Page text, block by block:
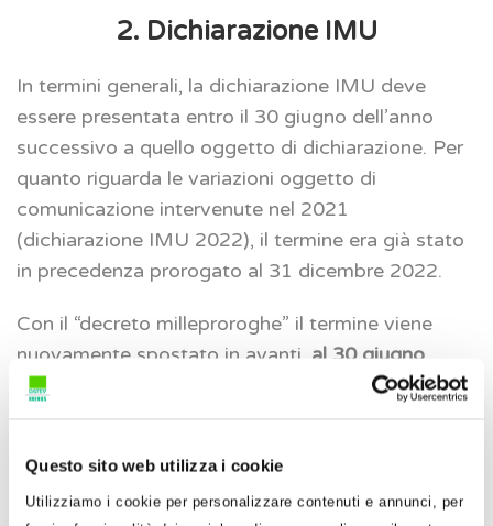
Questo sito web utilizza i cookie
Utilizziamo i cookie per personalizzare contenuti e annunci, per
2. Dichiarazione IMU
In termini generali, la dichiarazione IMU deve
essere presentata entro il 30 giugno dell’anno
successivo a quello oggetto di dichiarazione. Per
quanto riguarda le variazioni oggetto di
comunicazione intervenute nel 2021
(dichiarazione IMU 2022), il termine era già stato
in precedenza prorogato al 31 dicembre 2022.
Con il “decreto milleproroghe” il termine viene
nuovamente spostato in avanti, al 30 giugno
2023
presentata sul nuovo modello, approvato con il
D.M. 29 luglio 2022, contenente i nuovi campi utili